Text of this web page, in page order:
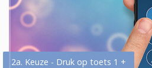
2a. Keuze - Druk op toets 1 +